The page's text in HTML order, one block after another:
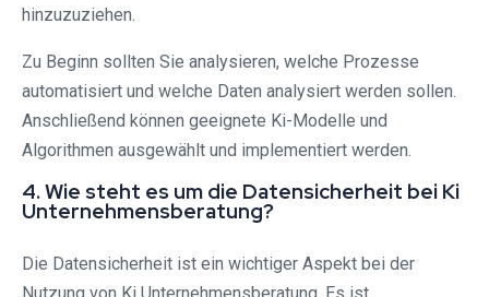
hinzuzuziehen.
Zu Beginn sollten Sie analysieren, welche Prozesse
automatisiert und welche Daten analysiert werden sollen.
Anschließend können geeignete Ki-Modelle und
Algorithmen ausgewählt und implementiert werden.
4. Wie steht es um die Datensicherheit bei Ki
Unternehmensberatung?
Die Datensicherheit ist ein wichtiger Aspekt bei der
Nutzung von Ki Unternehmensberatung. Es ist